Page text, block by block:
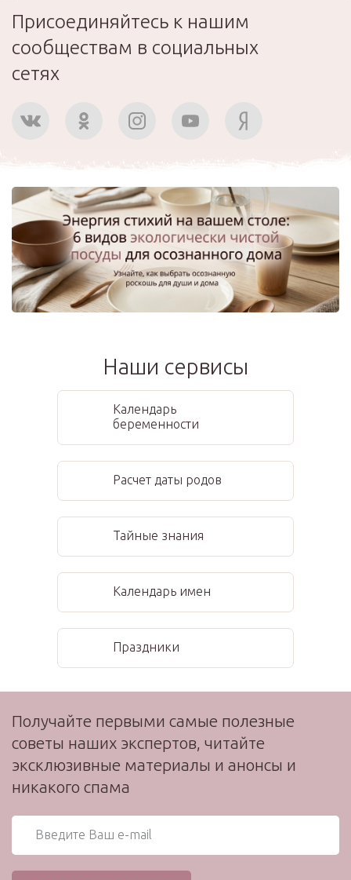
Присоединяйтесь к нашим
сообществам в социальных
сетях
Наши сервисы
Календарь
беременности
Расчет даты родов
Тайные знания
Календарь имен
Праздники
Получайте первыми самые полезные
советы наших экспертов, читайте
эксклюзивные материалы и анонсы и
никакого спама